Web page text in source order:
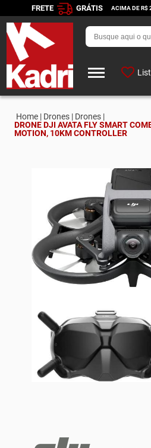
FRETE GRÁTIS ACIMA DE R$
Home | Drones | Drones |
DRONE DJI AVATA FLY SMART
MOTION, 10KM CONTROLLER